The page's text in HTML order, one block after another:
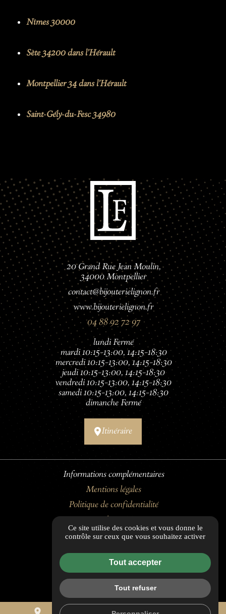
Nîmes 30000
Sète 34200 dans l'Hérault
Montpellier 34 dans l'Hérault
Saint-Gély-du-Fesc 34980
place mail
20 Grand Rue Jean Moulin,
34000 Montpellier
contact@bijouterielignon.fr
www.bijouterielignon.fr
04 88 92 72 97
lundi Fermé
mardi 10:15–13:00, 14:15–18:30
mercredi 10:15–13:00, 14:15–18:30
jeudi 10:15–13:00, 14:15–18:30
vendredi 10:15–13:00, 14:15–18:30
samedi 10:15–13:00, 14:15–18:30
dimanche Fermé
Itinéraire
Informations complémentaires
Mentions légales
Politique de confidentialité
Guide Local
Gestion des cookies
Ce site utilise des cookies et vous donne le
contrôle sur ceux que vous souhaitez activer
Tout accepter
Tout refuser